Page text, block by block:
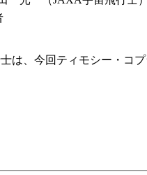
は、今回ティモシー・コ